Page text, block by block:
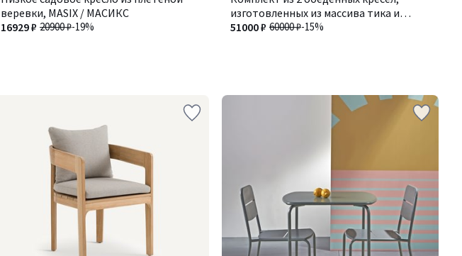
веревки, MASIX / МАСИКС
20900 ₽-19%
16929 ₽
изготовленных из массива тика и
плетеной смолы, BIANCA / БИАНКА
60000 ₽-15%
51000 ₽